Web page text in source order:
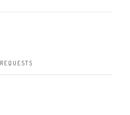
REQUESTS